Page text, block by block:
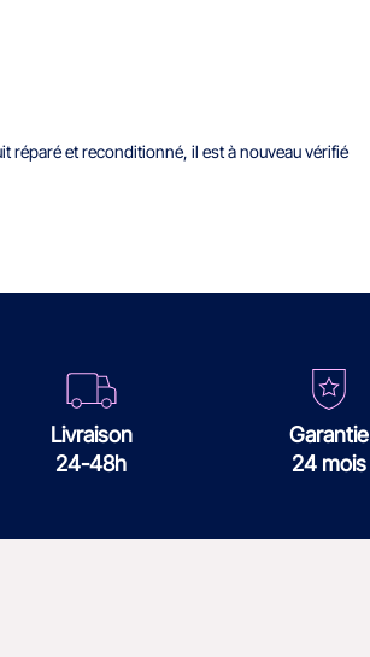
et reconditionné, il est à nouveau vérifié
Livraison
24-48h
Garantie
24 mois